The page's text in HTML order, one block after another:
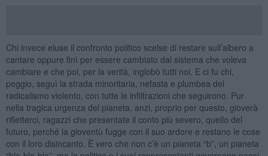
Chi invece eluse il confronto politico scelse di restare sull’albero a
cantare oppure finì per essere cambiato dal sistema che voleva
cambiare e che poi, per la verità, inglobò tutti noi. E ci fu chi,
peggio, seguì la strada minoritaria, nefasta e plumbea del
radicalismo violento, con tutte le infiltrazioni che seguirono. Pur
nella tragica urgenza del pianeta, anzi, proprio per questo, gioverà
rifletterci, ragazzi che presentate il conto più severo, quello del
futuro, perché la gioventù fugge con il suo ardore e restano le cose
con il loro disincanto. È vero che non c’è un pianeta “b”, un pianeta